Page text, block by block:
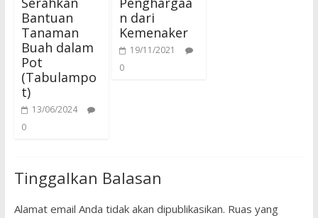
Bantuan
Tanaman
Buah dalam
Pot
(Tabulampo
t)
13/06/2024
0
n dari
Kemenaker
19/11/2021
0
Tinggalkan Balasan
Alamat email Anda tidak akan dipublikasikan. Ruas yang